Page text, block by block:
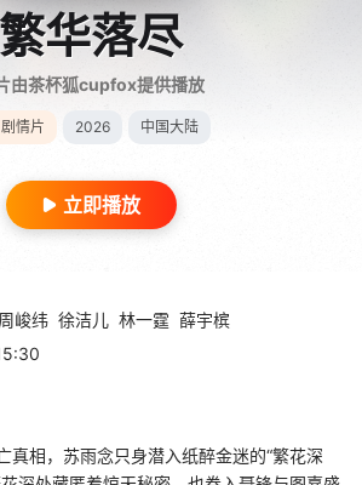
繁华落尽
由茶杯狐cupfox提供播放
剧情片 2026 中国大陆
立即播放
周峻纬 徐洁儿 林一霆 薛宇槟
真相，苏雨念只身潜入纸醉金迷的“繁花深